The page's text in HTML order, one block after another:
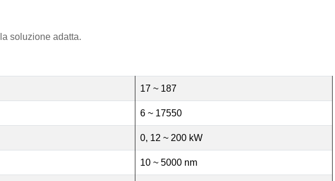
soluzione adatta.
17 ~ 187
6 ~ 17550
0, 12 ~ 200 kW
10 ~ 5000 nm